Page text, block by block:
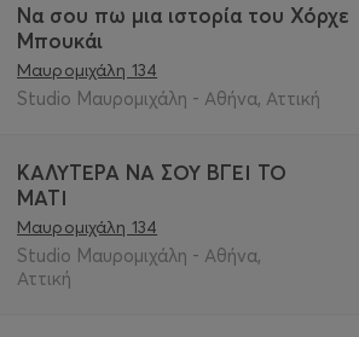
Να σου πω μια ιστορία του Χόρχε
Μπουκάι
Μαυρομιχάλη 134
Studio Μαυρομιχάλη - Αθήνα, Αττική
ΚΑΛΥΤΕΡΑ ΝΑ ΣΟΥ ΒΓΕΙ ΤΟ
ΜΑΤΙ
Μαυρομιχάλη 134
Studio Μαυρομιχάλη - Αθήνα,
Αττική